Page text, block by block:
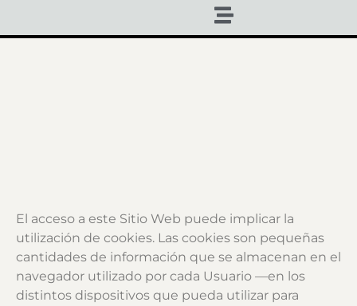
El acceso a este Sitio Web puede implicar la
utilización de cookies. Las cookies son pequeñas
cantidades de información que se almacenan en el
navegador utilizado por cada Usuario —en los
distintos dispositivos que pueda utilizar para